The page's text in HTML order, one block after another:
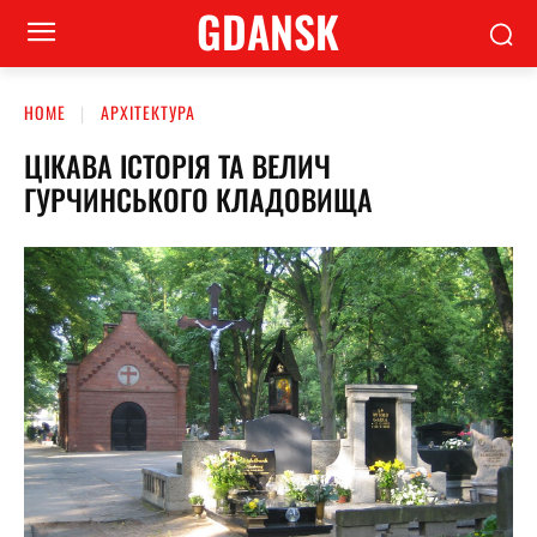
GDANSK
HOME АРХІТЕКТУРА
ЦІКАВА ІСТОРІЯ ТА ВЕЛИЧ
ГУРЧИНСЬКОГО КЛАДОВИЩА